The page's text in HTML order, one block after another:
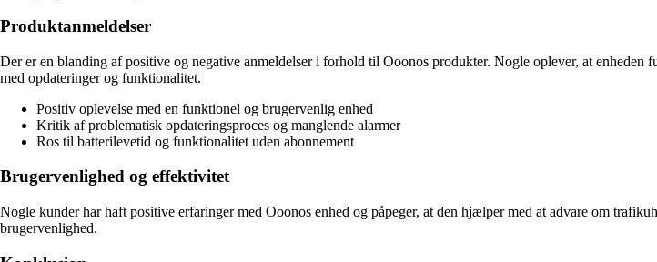
Produktanmeldelser
Der er en blanding af positive og negative anmeldelser i forhold til Ooonos produkter. Nogle oplever, at
med opdateringer og funktionalitet.
Positiv oplevelse med en funktionel og brugervenlig enhed
Kritik af problematisk opdateringsproces og manglende alarmer
Ros til batterilevetid og funktionalitet uden abonnement
Brugervenlighed og effektivitet
Nogle kunder har haft positive erfaringer med Ooonos enhed og påpeger, at den hjælper med at advare om
brugervenlighed.